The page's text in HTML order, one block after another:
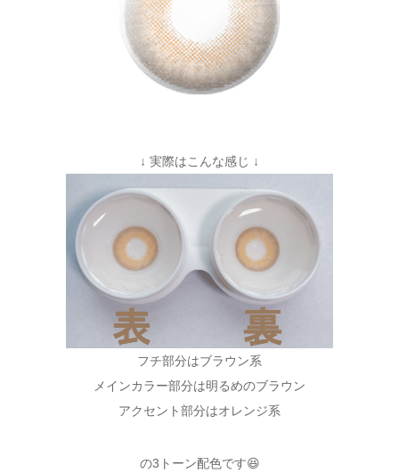
↓ 実際はこんな感じ ↓
フチ部分はブラウン系
メインカラー部分は明るめのブラウン
アクセント部分はオレンジ系
の3トーン配色です😆